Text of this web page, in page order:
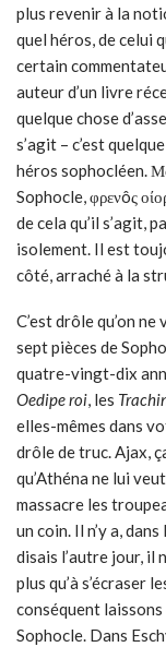
plus revenir à la
quel héros, de celui
certain
auteur d’un livre
quelque chose
s’agit – c’est
héros sophocléen.
Sophocle, φρενôς
de cela qu’il s’agit,
isolement. Il est
côté, arraché à la
C’est drôle qu’on
sept pièces de
quatre-vingt-dix
Oedipe roi, les
elles-mêmes dans
drôle de truc. Ajax,
qu’Athéna ne lui
massacre les
un coin. Il n’y a,
disais l’autre jour, il
plus qu’à s’écraser
conséquent laissons
Sophocle. Dans